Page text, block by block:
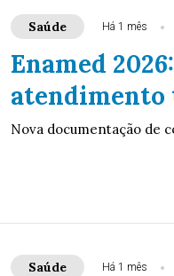
Saúde Há 1 mês
Enamed
Nova documentação de
Saúde Há 1 mês